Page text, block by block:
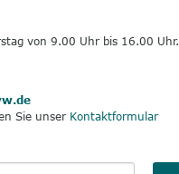
von 9.00 Uhr bis 16.00 Uhr.
Sie unser Kontaktformular